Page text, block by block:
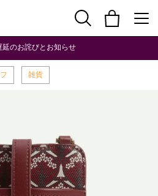
延のお詫びとお知らせ
雑貨